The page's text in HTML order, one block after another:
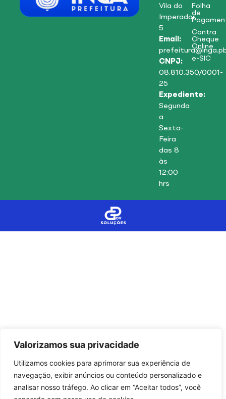
Valorizamos sua privacidade
Utilizamos cookies para aprimorar sua experiência de
navegação, exibir anúncios ou conteúdo personalizado e
analisar nosso tráfego. Ao clicar em “Aceitar todos”, você
Vila do
Imperador,
5
Email:
CNPJ:
08.810.350/0001-
25
Expediente:
Segunda
a
Sexta-
Feira
das 8
às
12:00
hrs
Folha
de
Contra
Cheque
Online
e-SIC